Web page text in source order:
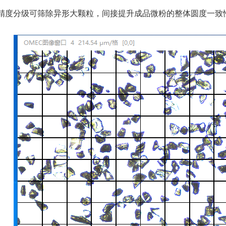
度分级可筛除异形大颗粒，间接提升成品微粉的整体圆度一致